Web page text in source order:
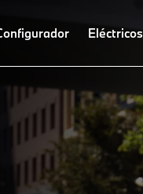
Eléctricos